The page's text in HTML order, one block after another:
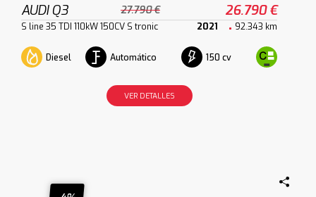
AUDI Q3 27.790 € 26.790 €
S line 35 TDI 110kW 150CV S tronic 2021 92.343 km
Diesel Automático 150 cv
VER DETALLES